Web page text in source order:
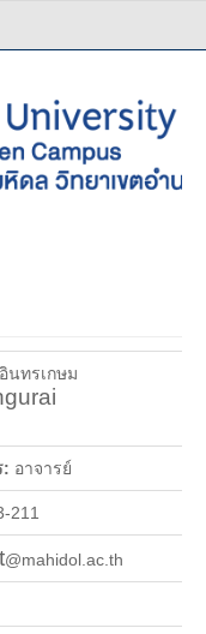
นทรเกษม
: อาจารย์
211
t@mahidol.ac.th